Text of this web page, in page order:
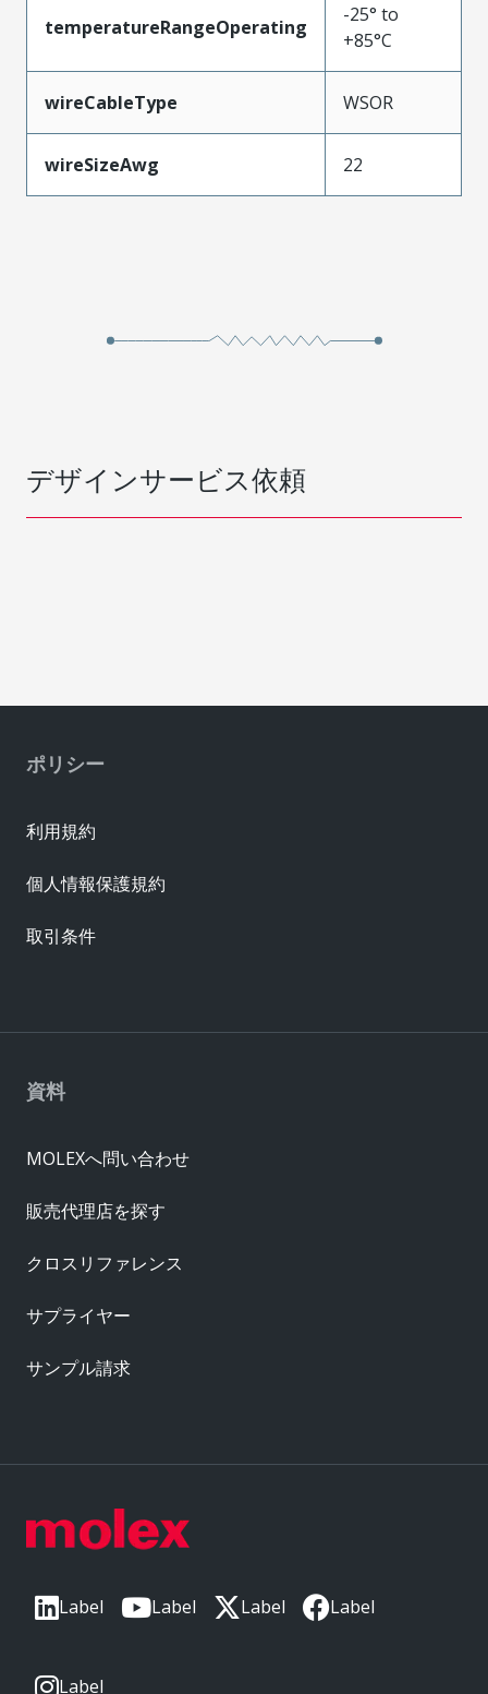
temperatureRangeOperating
-25° to
+85°C
wireCableType WSOR
wireSizeAwg 22
デザインサービス依頼
Label Label Label Label
Label
資料
MOLEXへ問い合わせ
販売代理店を探す
クロスリファレンス
サプライヤー
サンプル請求
ポリシー
利用規約
個人情報保護規約
取引条件